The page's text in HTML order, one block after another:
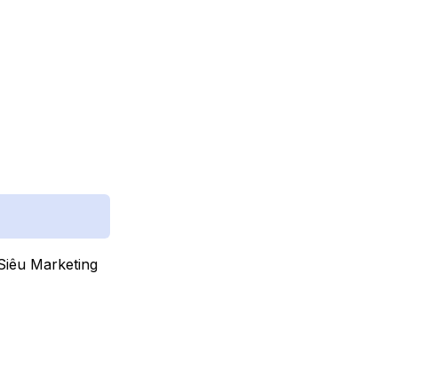
Marketing